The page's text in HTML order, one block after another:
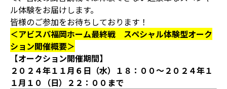
ル体験をお届けします。
皆様のご参加をお待ちしております！
＜アビスパ福岡ホーム最終戦 スペシャル体験型オーク
ション開催概要＞
【オークション開催期間】
２０２４年１１月６日（水）１８：００～２０２４年１
１月１０（日）２２：００まで